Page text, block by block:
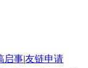
启事|友链申请